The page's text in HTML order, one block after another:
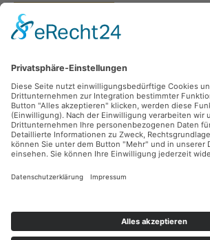
Vertrag widerrufen
Zahlungsarten
Sicher Einkaufen
Ladengeschäft
Newsletter
Facebook Instagram